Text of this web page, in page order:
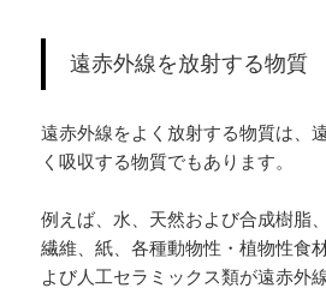
遠赤外線を放射する物質
遠赤外線をよく放射する物質は、
く吸収する物質でもあります。
例えば、水、天然および合成樹脂
繊維、紙、各種動物性・植物性食
よび人工セラミックス類が遠赤外